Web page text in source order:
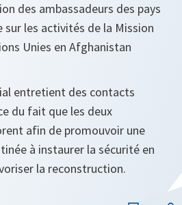
des ambassadeurs des pays
sur les activités de la Mission
Unies en Afghanistan
entretient des contacts
du fait que les deux
afin de promouvoir une
à instaurer la sécurité en
la reconstruction.